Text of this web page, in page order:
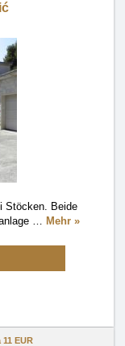
Stöcken. Beide
… Mehr »
11 EUR